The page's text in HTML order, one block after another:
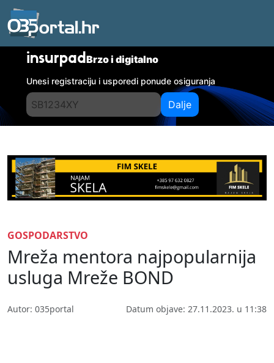
insurpadBrzo i digitalno
Unesi registraciju i usporedi ponude osiguranja
Dalje
GOSPODARSTVO
Mreža mentora najpopularnija
usluga Mreže BOND
Autor: 035portal Datum objave: 27.11.2023. u 11:38